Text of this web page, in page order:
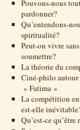
Pouvons-nous
pardonner?
Qu’entendons-
spiritualité?
Peut-on vivre sans
soumettre?
La théorie du
Ciné-philo
» Fatima »
La compétition
est-elle
Qu’est-ce qu’être